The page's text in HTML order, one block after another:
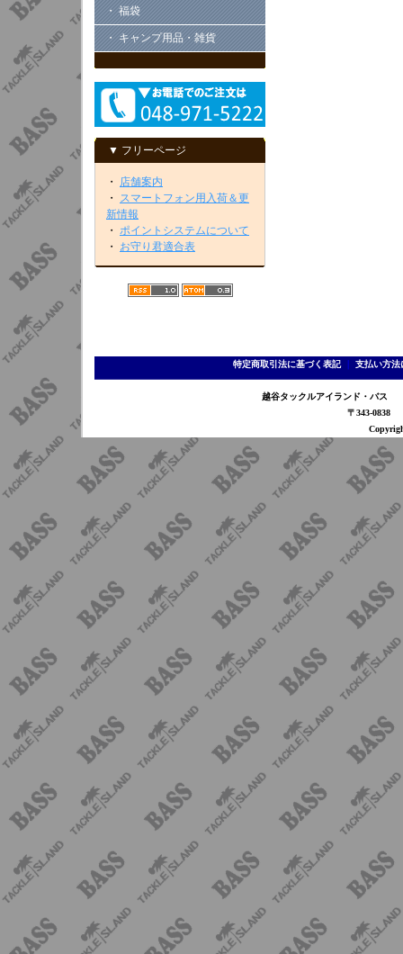
・ 福袋
・ キャンプ用品・雑貨
▼ フリーページ
・ 店舗案内
・ スマートフォン用入荷＆更
新情報
・ ポイントシステムについて
・ お守り君適合表
特定商取引法に基づく表記｜ 支払い方法
越谷タックルアイランド・バ
〒343-0838